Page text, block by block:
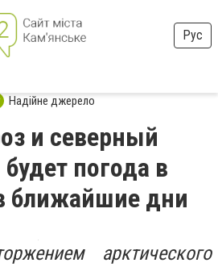
Рус
Надійне джерело
и северный
погода в
ближайшие дни
арктического